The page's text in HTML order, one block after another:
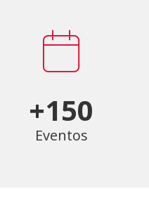
+150
Eventos